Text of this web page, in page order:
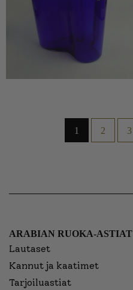
1 2 3
ARABIAN RUOKA-ASTIAT
Lautaset
Kannut ja kaatimet
Tarjoiluastiat